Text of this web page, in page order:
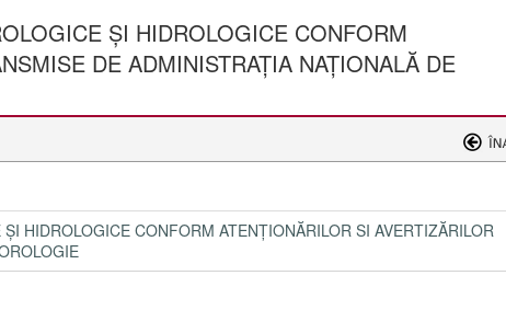
ȘI HIDROLOGICE CONFORM
DE ADMINISTRAȚIA NAȚIONALĂ DE
HIDROLOGICE CONFORM ATENȚIONĂRILOR SI AVERTIZĂRILOR